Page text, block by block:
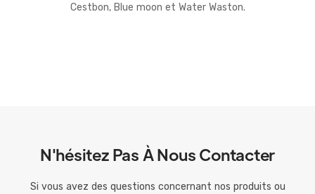
Cestbon, Blue moon et Water Waston.
N'hésitez Pas À Nous Contacter
Si vous avez des questions concernant nos produits ou